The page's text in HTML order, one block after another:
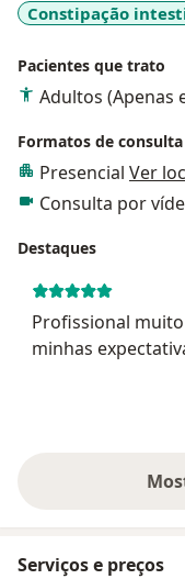
Constipação
Pacientes que trato
Adultos (Apenas
Formatos de consulta
Presencial Ver
Consulta por
Destaques
Profissional
minhas
Serviços e preços